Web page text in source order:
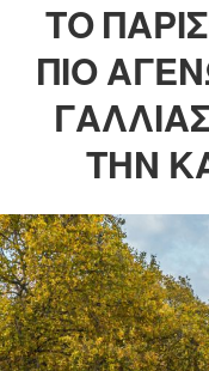
ΤΟ
ΠΙΟ
ΤΗΝ